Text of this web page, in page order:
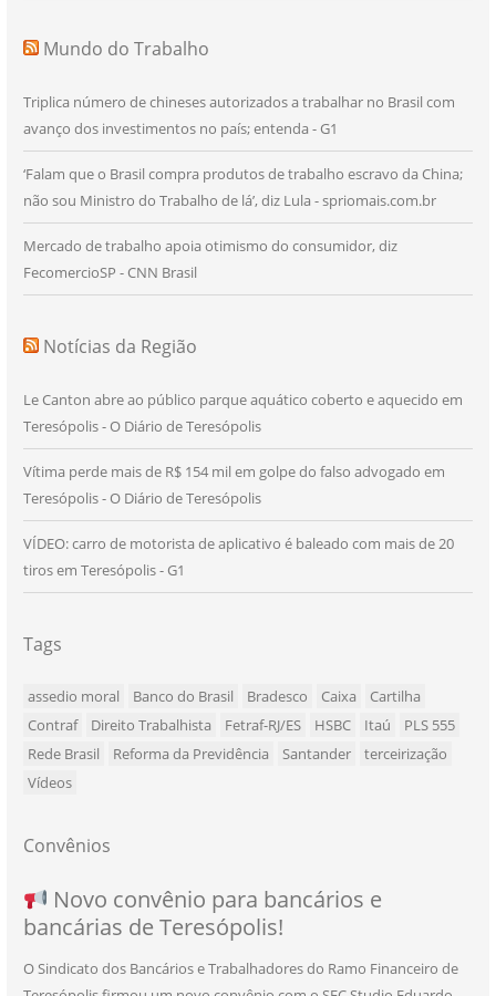
Mundo do Trabalho
Triplica número de chineses autorizados a trabalhar no Brasil com
avanço dos investimentos no país; entenda - G1
‘Falam que o Brasil compra produtos de trabalho escravo da China;
não sou Ministro do Trabalho de lá’, diz Lula - spriomais.com.br
Mercado de trabalho apoia otimismo do consumidor, diz
FecomercioSP - CNN Brasil
Notícias da Região
Le Canton abre ao público parque aquático coberto e aquecido em
Teresópolis - O Diário de Teresópolis
Vítima perde mais de R$ 154 mil em golpe do falso advogado em
Teresópolis - O Diário de Teresópolis
VÍDEO: carro de motorista de aplicativo é baleado com mais de 20
tiros em Teresópolis - G1
Tags
assedio moral Banco do Brasil Bradesco Caixa
Cartilha
Contraf
Direito Trabalhista Fetraf-RJ/ES HSBC Itaú
PLS 555
Rede Brasil
Reforma da Previdência Santander
terceirização
Vídeos
Convênios
SEU NOVO BENEFÍCIO CHEGOU
Novo convênio para bancários e
bancárias de Teresópolis!
O Sindicato dos Bancários e Trabalhadores do Ramo Financeiro de
NOVO CONVÊNIO PARA VOCÊ, BANCÁRIO
E BANCÁRIA!
Convênio com a Rede de Ensino Técnico e
Centro de Qualificação Técnica